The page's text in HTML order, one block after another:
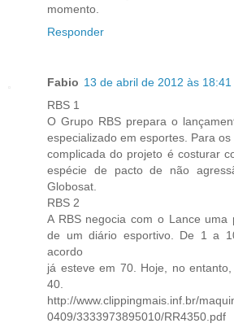
momento.
Responder
Fabio 13 de abril de 2012 às 18:41
RBS 1
O Grupo RBS prepara o
especializado em esportes. Para
complicada do projeto é costurar
espécie de pacto de não
Globosat.
RBS 2
A RBS negocia com o Lance uma
de um diário esportivo. De 1 a
acordo
já esteve em 70. Hoje, no
40.
http://www.clippingmais.inf.br/
0409/3333973895010/RR4350.pdf